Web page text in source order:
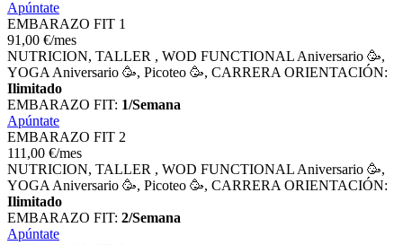
Apúntate
EMBARAZO FIT 1
91 ,00 €/mes
NUTRICION, TALLER , WOD FUNCTIONAL Aniversario 🥳,
YOGA Aniversario 🥳, Picoteo 🥳, CARRERA ORIENTACIÓN:
Ilimitado
EMBARAZO FIT: 1/Semana
Apúntate
EMBARAZO FIT 2
111 ,00 €/mes
NUTRICION, TALLER , WOD FUNCTIONAL Aniversario 🥳,
YOGA Aniversario 🥳, Picoteo 🥳, CARRERA ORIENTACIÓN:
Ilimitado
EMBARAZO FIT: 2/Semana
Apúntate